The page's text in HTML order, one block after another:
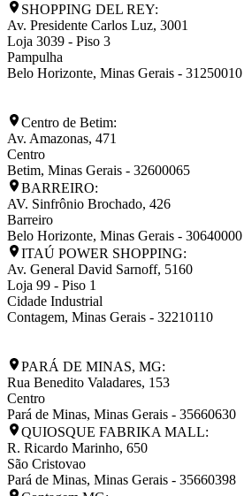
SHOPPING DEL REY:
Av. Presidente Carlos Luz, 3001
Loja 3039 - Piso 3
Pampulha
Belo Horizonte, Minas Gerais - 31250010
Centro de Betim:
Av. Amazonas, 471
Centro
Betim, Minas Gerais - 32600065
BARREIRO:
AV. Sinfrônio Brochado, 426
Barreiro
Belo Horizonte, Minas Gerais - 30640000
ITAÚ POWER SHOPPING:
Av. General David Sarnoff, 5160
Loja 99 - Piso 1
Cidade Industrial
Contagem, Minas Gerais - 32210110
PARÁ DE MINAS, MG:
Rua Benedito Valadares, 153
Centro
Pará de Minas, Minas Gerais - 35660630
QUIOSQUE FABRIKA MALL:
R. Ricardo Marinho, 650
São Cristovao
Pará de Minas, Minas Gerais - 35660398